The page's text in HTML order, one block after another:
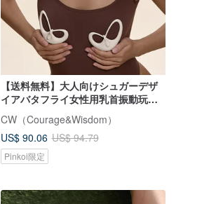
【送料無料】大人向けシュガーデザ
イアバタフライ女性用乳首振動玩
具、目に見えない装着型乳首クラン
プ、エロティックセックス玩具
CW（Courage&Wisdom）
US$ 90.06 US$ 94.79
Pinkoi限定